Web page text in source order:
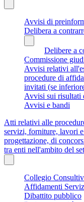
Avvisi di
Delibera a
Delibere a
Commissione
Avvisi relativi
procedure di
invitati (se
Avvisi sui risultati
Avvisi e bandi
Atti relativi alle
servizi, forniture, lavori
progettazione, di
tra enti nell'ambito del
Collegio
Affidamenti
Dibattito pubblico